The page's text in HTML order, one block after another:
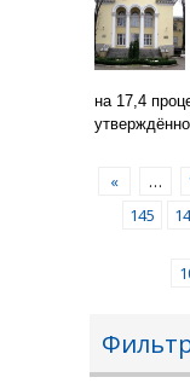
на 17,4
« …
145